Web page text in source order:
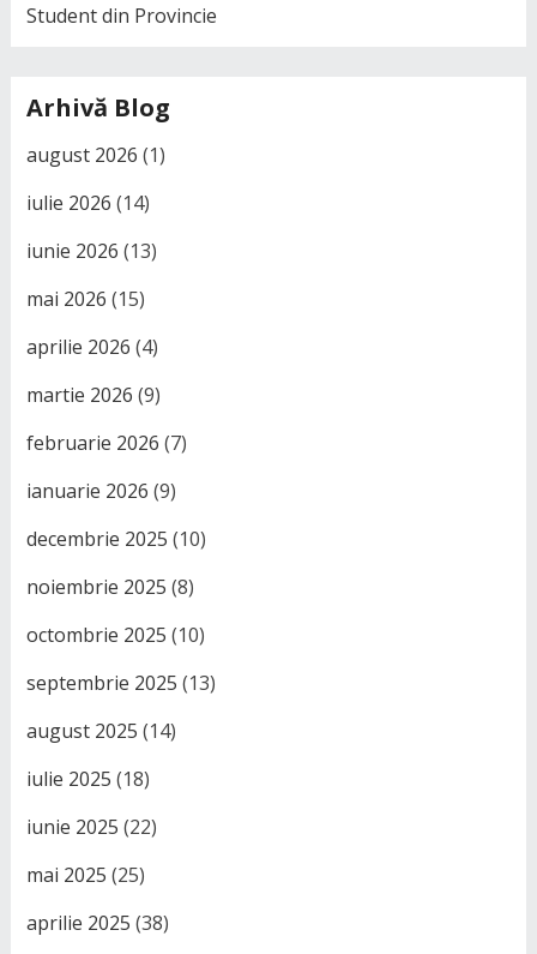
Student din Provincie
Arhivă Blog
august 2026 (1)
iulie 2026 (14)
iunie 2026 (13)
mai 2026 (15)
aprilie 2026 (4)
martie 2026 (9)
februarie 2026 (7)
ianuarie 2026 (9)
decembrie 2025 (10)
noiembrie 2025 (8)
octombrie 2025 (10)
septembrie 2025 (13)
august 2025 (14)
iulie 2025 (18)
iunie 2025 (22)
mai 2025 (25)
aprilie 2025 (38)